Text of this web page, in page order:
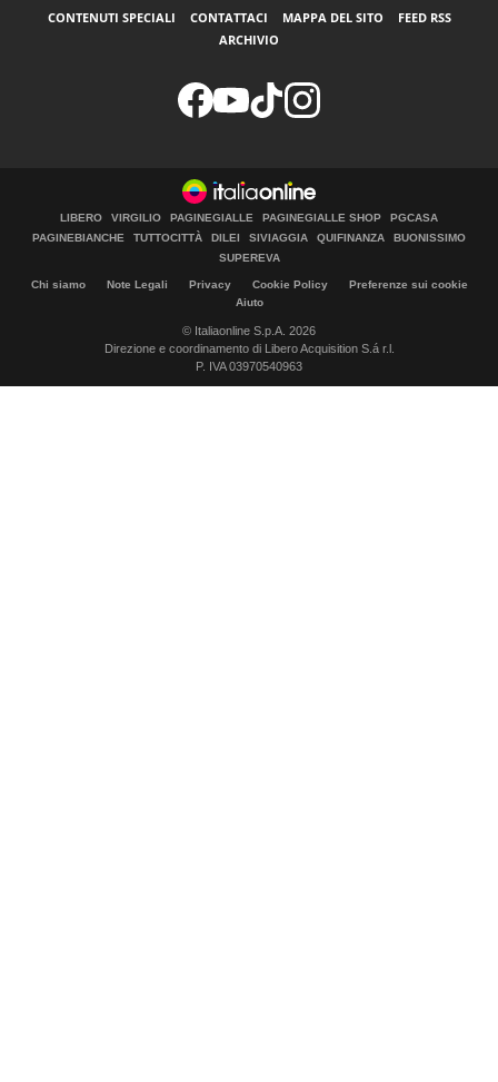
CONTENUTI SPECIALI CONTATTACI MAPPA DEL SITO
FEED RSS
ARCHIVIO
LIBERO VIRGILIO PAGINEGIALLE PAGINEGIALLE SHOP
PGCASA
PAGINEBIANCHE
TUTTOCITTÀ DILEI SIVIAGGIA QUIFINANZA
BUONISSIMO
SUPEREVA
Chi siamo Note Legali Privacy Cookie Policy
Preferenze sui cookie
Aiuto
© Italiaonline S.p.A. 2026
Direzione e coordinamento di Libero Acquisition S.á r.l.
P. IVA 03970540963